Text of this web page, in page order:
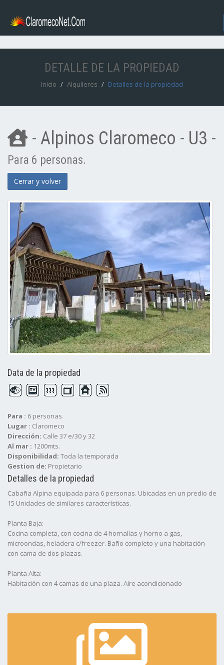
DETALLE DE LA PROPIEDAD
Inicio Alquileres Detalles de la propiedad
- Alpinos Claromeco - U3 -
Para 6 personas.
Cerrar y volver
Data de la propiedad
Para : 6 personas.
Lugar : Claromeco
Dirección: Calle 37 e/30 y 32
Al mar : 1200mts.
Disponibilidad: Toda la temporada
Gestion de: Propietario
Detalles de la propiedad
Cabaña Alpina equipada para 6 personas. Ubicadas en un predio de
15 Unidades de similares características.
Planta Baja:
Cocina completa, con cocina de 4 hornallas y horno a gas,
microondas, heladera c/freezer. Baño completo y una habitación
con cama de dos plazas.
Planta Alta:
Habitación con 4 camas de una plaza. AIre acondicionado
Parrilla individual y piscina compartida con las otras unidades.
Espacio para dejar el vehículo al frente de las unidades.